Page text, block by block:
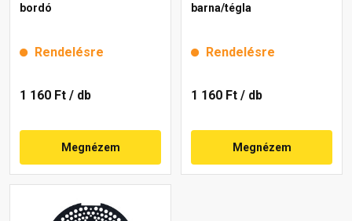
bordó
Rendelésre
1 160 Ft / db
Megnézem
barna/tégla
Rendelésre
1 160 Ft / db
Megnézem